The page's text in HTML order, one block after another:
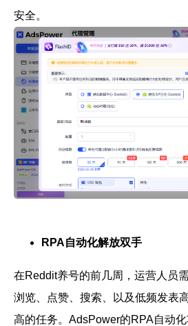
安全。
RPA自动化解放双手
在Reddit养号的前几周，运营人员
浏览、点赞、搜索、以及低频发表
高的任务。AdsPower的RPA自动